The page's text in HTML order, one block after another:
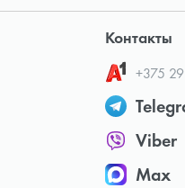
Контакты
+375 29
Viber
Max